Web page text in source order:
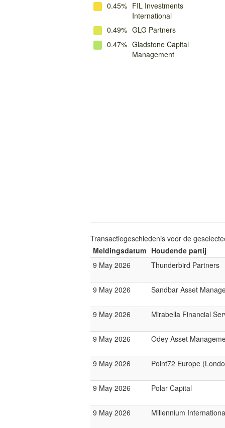
0.45% FIL Investments
International
0.49% GLG Partners
0.47% Gladstone Capital
Management
Transactiegeschiedenis voor de
Meldingsdatum Houdende partij
9 May 2026
Thunderbird Partners
9 May 2026 Sandbar Asset
9 May 2026 Mirabella Financial
9 May 2026 Odey Asset
9 May 2026 Point72 Europe
9 May 2026 Polar Capital
9 May 2026 Millennium